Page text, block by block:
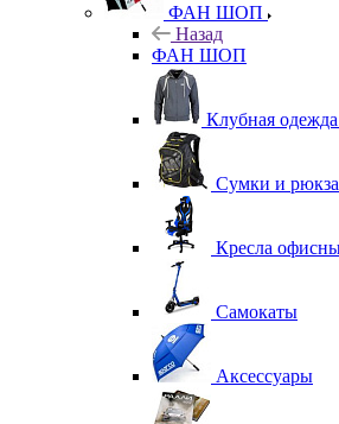
ФАН ШОП
Назад
ФАН ШОП
Клубная
Сумки и
Кресла
Самокаты
Аксессуары